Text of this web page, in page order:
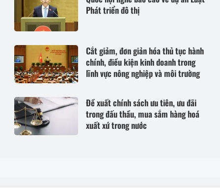
Phát triển đô thị
Cắt giảm, đơn giản hóa thủ tục hành
chính, điều kiện kinh doanh trong
lĩnh vực nông nghiệp và môi trường
Đề xuất chính sách ưu tiên, ưu đãi
trong đấu thầu, mua sắm hàng hoá
xuất xứ trong nước